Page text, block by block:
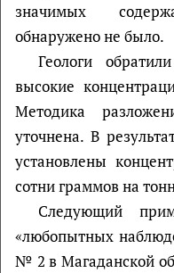
значимых
обнаружено не было.
Геологи
высокие
Методика
уточнена. В
установлены
сотни граммов на
Следующий
«любопытных
№ 2 в Магаданской